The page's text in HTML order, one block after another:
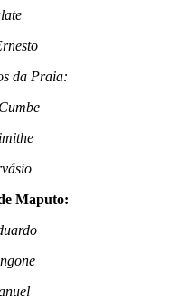
da Praia:
Maputo: